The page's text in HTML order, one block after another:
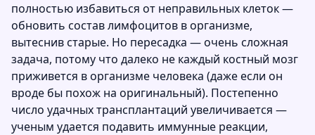
полностью избавиться от неправильных клеток —
обновить состав лимфоцитов в организме,
вытеснив старые. Но пересадка — очень сложная
задача, потому что далеко не каждый костный мозг
приживется в организме человека (даже если он
вроде бы похож на оригинальный). Постепенно
число удачных трансплантаций увеличивается —
ученым удается подавить иммунные реакции,